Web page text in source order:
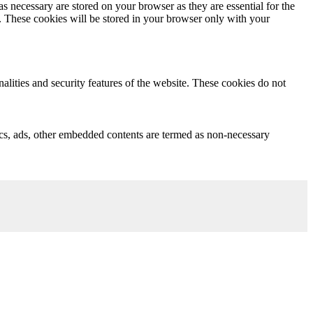
are stored on your browser as they are essential for the
These cookies will be stored in your browser only with your
and security features of the website. These cookies do not
other embedded contents are termed as non-necessary